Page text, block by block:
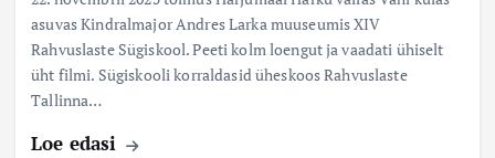
asuvas Kindralmajor Andres Larka muuseumis XIV
Rahvuslaste Sügiskool. Peeti kolm loengut ja vaadati ühiselt
üht filmi. Sügiskooli korraldasid üheskoos Rahvuslaste
Tallinna…
Loe edasi